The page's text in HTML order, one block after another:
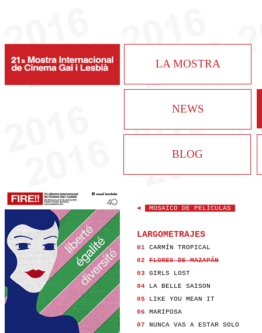
LA MOSTRA
NEWS
BLOG
◄ MOSAICO DE PELÍCULAS
LARGOMETRAJES
01 CARMÍN TROPICAL
02 FLORES DE MAZAPÁN
03 GIRLS LOST
04 LA BELLE SAISON
05 LIKE YOU MEAN IT
06 MARIPOSA
07 NUNCA VAS A ESTAR SOLO